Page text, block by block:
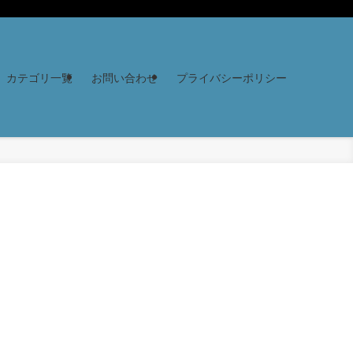
カテゴリ一覧 お問い合わせ プライバシーポリシー